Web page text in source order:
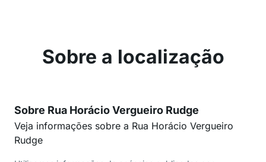
Sobre a localização
Sobre Rua Horácio Vergueiro Rudge
Veja informações sobre a Rua Horácio Vergueiro
Rudge